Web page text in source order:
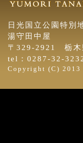
日光国立公園特別
湯守田中屋
〒329-2921 栃木
tel：0287-32-
Copyright (C) 2013